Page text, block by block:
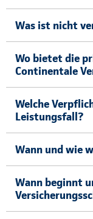
Was ist nicht
Wo bietet die
Continentale
Welche
Leistungsfall?
Wann und wie
Wann beginnt